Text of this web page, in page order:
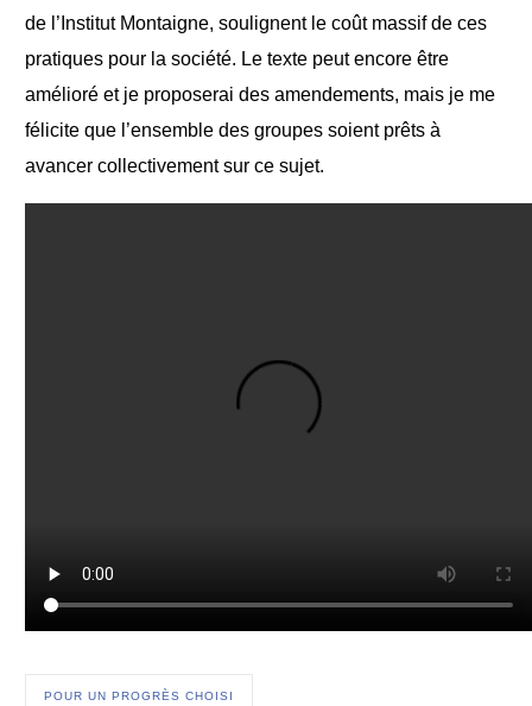
de l’Institut Montaigne, soulignent le coût massif de ces
pratiques pour la société. Le texte peut encore être
amélioré et je proposerai des amendements, mais je me
félicite que l’ensemble des groupes soient prêts à
avancer collectivement sur ce sujet.
POUR UN PROGRÈS CHOISI